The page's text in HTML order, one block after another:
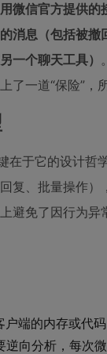
微信官方提供的
消息（包括被
一个聊天工具）
了一道“保险”，
在于它的设计哲
复、批量操作）
避免了因行为异
户端的内存或代
逆向分析，每次